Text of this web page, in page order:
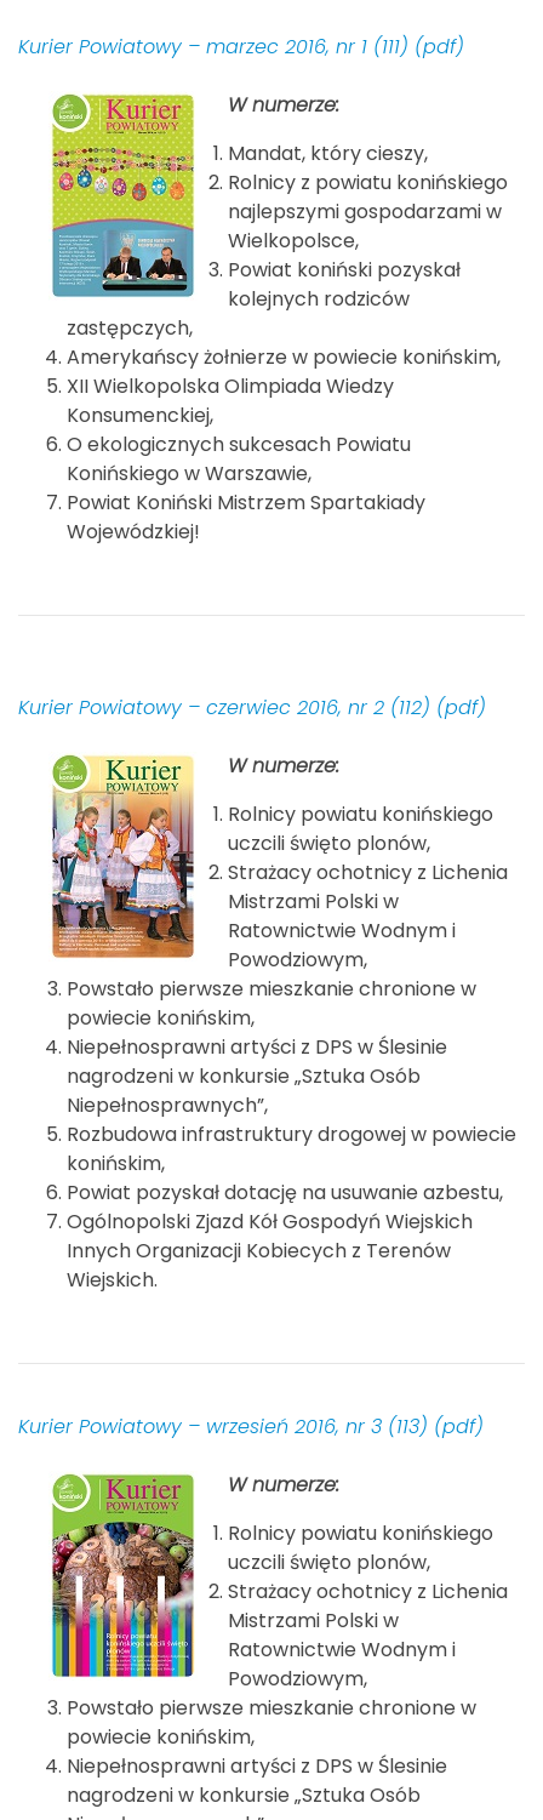
Kurier Powiatowy – marzec 2016, nr 1 (111) (pdf)
W numerze:
Mandat, który cieszy,
Rolnicy z powiatu konińskiego
najlepszymi gospodarzami w
Wielkopolsce,
Powiat koniński pozyskał
kolejnych rodziców
zastępczych,
Amerykańscy żołnierze w powiecie konińskim,
XII Wielkopolska Olimpiada Wiedzy
Konsumenckiej,
O ekologicznych sukcesach Powiatu
Konińskiego w Warszawie,
Powiat Koniński Mistrzem Spartakiady
Wojewódzkiej!
Kurier Powiatowy – czerwiec 2016, nr 2 (112) (pdf)
W numerze:
Rolnicy powiatu konińskiego
uczcili święto plonów,
Strażacy ochotnicy z Lichenia
Mistrzami Polski w
Ratownictwie Wodnym i
Powodziowym,
Powstało pierwsze mieszkanie chronione w
powiecie konińskim,
Niepełnosprawni artyści z DPS w Ślesinie
nagrodzeni w konkursie „Sztuka Osób
Niepełnosprawnych”,
Rozbudowa infrastruktury drogowej w powiecie
konińskim,
Powiat pozyskał dotację na usuwanie azbestu,
Ogólnopolski Zjazd Kół Gospodyń Wiejskich
Innych Organizacji Kobiecych z Terenów
Wiejskich.
Kurier Powiatowy – wrzesień 2016, nr 3 (113) (pdf)
W numerze:
Rolnicy powiatu konińskiego
uczcili święto plonów,
Strażacy ochotnicy z Lichenia
Mistrzami Polski w
Ratownictwie Wodnym i
Powodziowym,
Powstało pierwsze mieszkanie chronione w
powiecie konińskim,
Niepełnosprawni artyści z DPS w Ślesinie
nagrodzeni w konkursie „Sztuka Osób